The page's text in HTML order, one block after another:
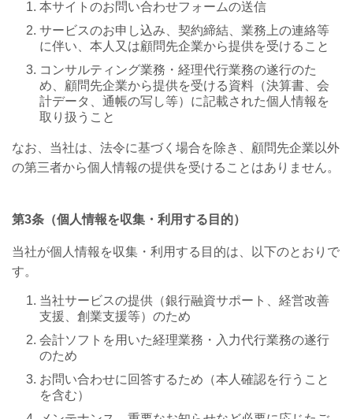
本サイトのお問い合わせフォームの送信
サービスのお申し込み、契約締結、業務上の連絡等
に伴い、本人又は顧問先企業から提供を受けること
コンサルティング業務・経理代行業務の遂行のた
め、顧問先企業から提供を受ける資料（決算書、会
計データ、通帳の写し等）に記載された個人情報を
取り扱うこと
なお、当社は、法令に基づく場合を除き、顧問先企業以外
の第三者から個人情報の提供を受けることはありません。
第3条（個人情報を収集・利用する目的）
当社が個人情報を収集・利用する目的は、以下のとおりで
す。
当社サービスの提供（銀行融資サポート、経営改善
支援、創業支援等）のため
会計ソフトを用いた経理業務・入力代行業務の遂行
のため
お問い合わせに回答するため（本人確認を行うこと
を含む）